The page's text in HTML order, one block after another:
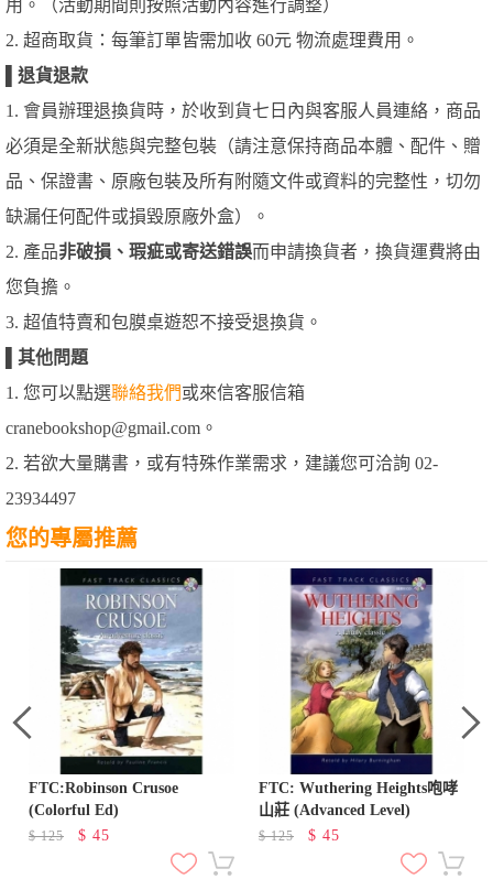
用。（活動期間則按照活動內容進行調整）
2. 超商取貨：每筆訂單皆需加收 60元 物流處理費用。
退貨退款
1. 會員辦理退換貨時，於收到貨七日內與客服人員連絡，商品
必須是全新狀態與完整包裝（請注意保持商品本體、配件、贈
品、保證書、原廠包裝及所有附隨文件或資料的完整性，切勿
缺漏任何配件或損毀原廠外盒）。
2. 產品非破損、瑕疵或寄送錯誤而申請換貨者，換貨運費將由
您負擔。
3. 超值特賣和包膜桌遊恕不接受退換貨。
其他問題
1. 您可以點選聯絡我們或來信客服信箱
cranebookshop@gmail.com。
2. 若欲大量購書，或有特殊作業需求，建議您可洽詢 02-
23934497
您的專屬推薦
FTC:Robinson Crusoe
(Colorful Ed)
$125 $ 45
FTC: Wuthering Heights咆哮
山莊 (Advanced Level)
$125 $ 45